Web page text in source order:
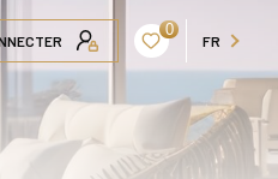
0
FR